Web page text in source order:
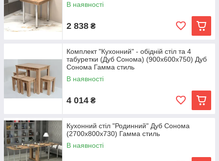
В наявності
2 838 ₴
Комплект "Кухонний" - обідній стіл та 4
табуретки (Дуб Сонома) (900x600x750) Дуб
Сонома Гамма стиль
В наявності
4 014 ₴
Кухонний стіл "Родинний" Дуб Сонома
(2700x800x730) Гамма стиль
В наявності